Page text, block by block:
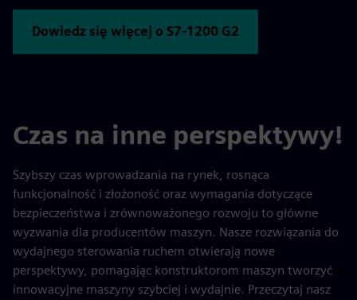
Dowiedz się więcej o S7-1200 G2
Czas na inne perspektywy!
Szybszy czas wprowadzania na rynek, rosnąca
funkcjonalność i złożoność oraz wymagania dotyczące
bezpieczeństwa i zrównoważonego rozwoju to główne
wyzwania dla producentów maszyn. Nasze rozwiązania do
wydajnego sterowania ruchem otwierają nowe
perspektywy, pomagając konstruktorom maszyn tworzyć
innowacyjne maszyny szybciej i wydajnie. Przeczytaj nasz